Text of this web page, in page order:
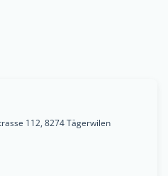
112, 8274 Tägerwilen